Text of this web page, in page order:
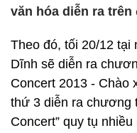
văn hóa diễn ra trên
Theo đó, tối 20/12 tại
Dĩnh sẽ diễn ra
Concert 2013 - Chào
thứ 3 diễn ra chương
Concert” quy tụ